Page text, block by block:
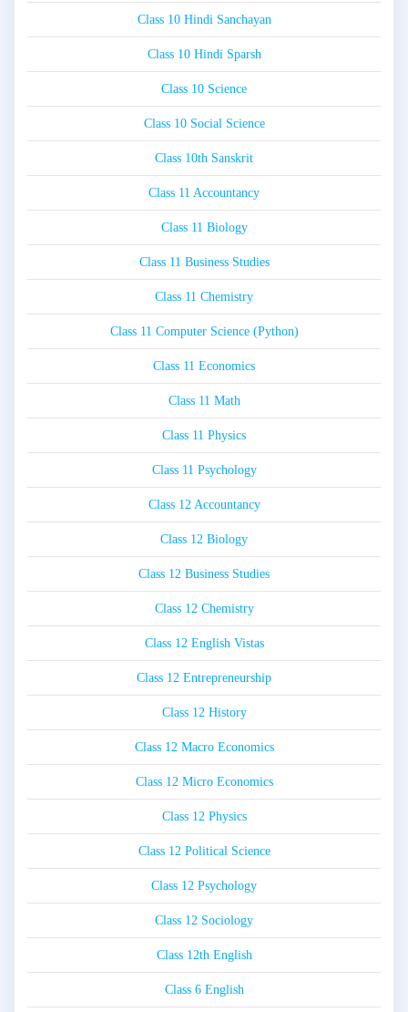
Class 10 Hindi Sanchayan
Class 10 Hindi Sparsh
Class 10 Science
Class 10 Social Science
Class 10th Sanskrit
Class 11 Accountancy
Class 11 Biology
Class 11 Business Studies
Class 11 Chemistry
Class 11 Computer Science (Python)
Class 11 Economics
Class 11 Math
Class 11 Physics
Class 11 Psychology
Class 12 Accountancy
Class 12 Biology
Class 12 Business Studies
Class 12 Chemistry
Class 12 English Vistas
Class 12 Entrepreneurship
Class 12 History
Class 12 Macro Economics
Class 12 Micro Economics
Class 12 Physics
Class 12 Political Science
Class 12 Psychology
Class 12 Sociology
Class 12th English
Class 6 English